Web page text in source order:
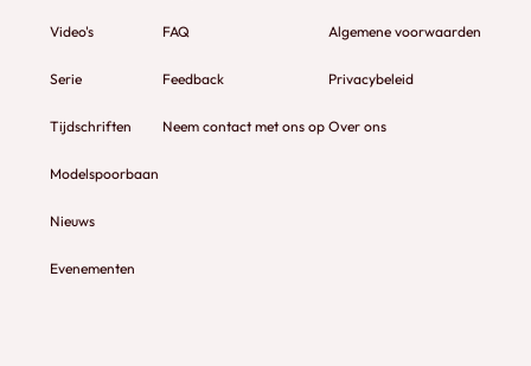
Video's
Serie
Tijdschriften
Modelspoorbaan
Nieuws
Evenementen
FAQ
Feedback
Neem contact met ons op
Algemene voorwaarden
Privacybeleid
Over ons